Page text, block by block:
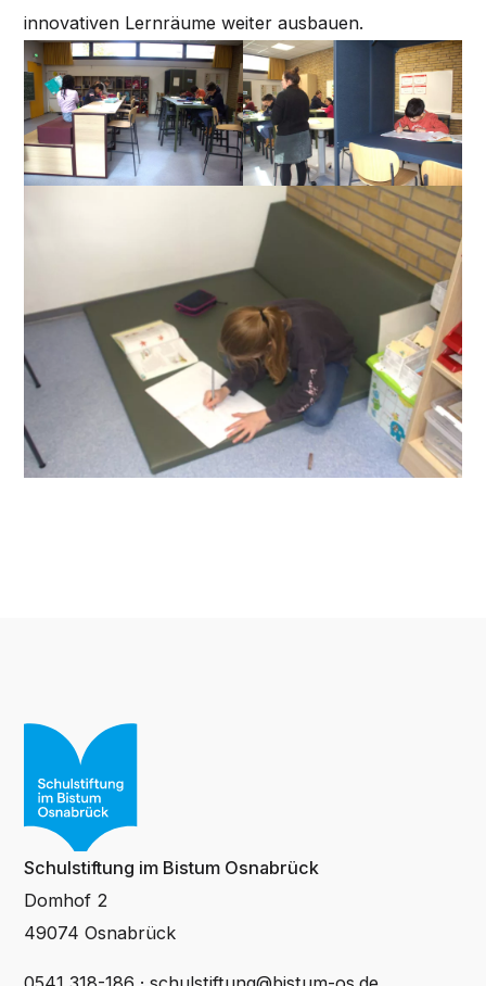
innovativen Lernräume weiter ausbauen.
Schulstiftung im Bistum Osnabrück
Domhof 2
49074 Osnabrück